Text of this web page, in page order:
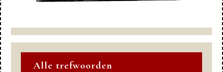
Alle trefwoorden